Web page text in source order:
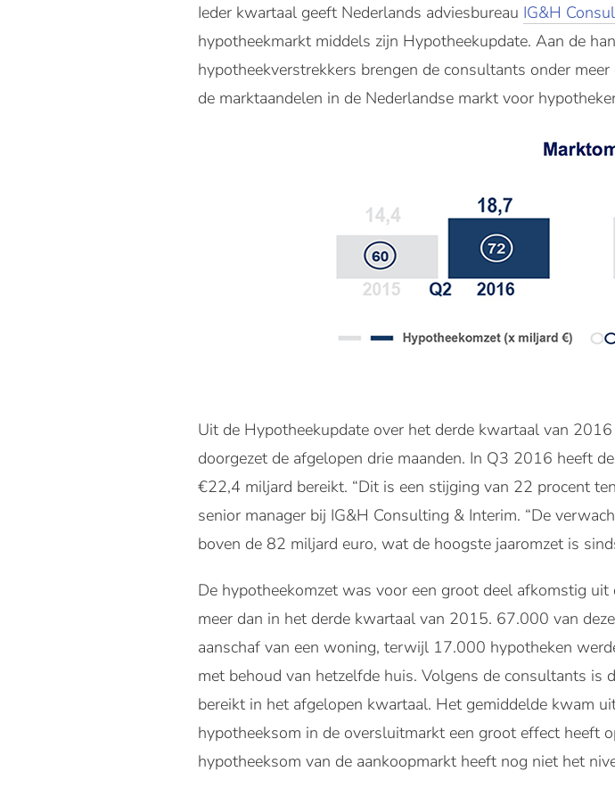
Ieder kwartaal geeft Nederlands adviesbureau IG&H
hypotheekmarkt middels zijn Hypotheekupdate. Aan de
hypotheekverstrekkers brengen de consultants onder
de marktaandelen in de Nederlandse markt voor
Uit de Hypotheekupdate over het derde kwartaal van
doorgezet de afgelopen drie maanden. In Q3 2016 heeft
€22,4 miljard bereikt. “Dit is een stijging van 22 procent
senior manager bij IG&H Consulting & Interim. “De
boven de 82 miljard euro, wat de hoogste jaaromzet is
De hypotheekomzet was voor een groot deel afkomstig
meer dan in het derde kwartaal van 2015. 67.000 van
aanschaf van een woning, terwijl 17.000 hypotheken
met behoud van hetzelfde huis. Volgens de consultants is
bereikt in het afgelopen kwartaal. Het gemiddelde kwam
hypotheeksom in de oversluitmarkt een groot effect heeft
hypotheeksom van de aankoopmarkt heeft nog niet het